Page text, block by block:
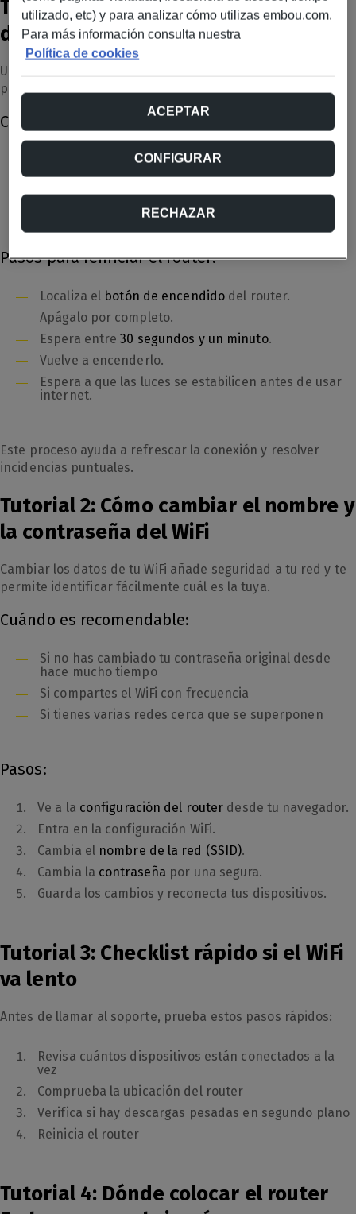
Tutorial 1: Cómo reiniciar tu router
de la forma correcta
Uno de los pasos más fáciles y rápidos para solucionar
problemas de conexión es reiniciar el router.
Cuándo hacerlo:
Si el WiFi va lento
Si la conexión se cae
Pasos para reiniciar el router:
Localiza el botón de encendido del router.
Apágalo por completo.
Espera entre30 segundos y un minuto.
Vuelve a encenderlo.
Espera a que las luces se estabilicen antes de usar
internet.
Este proceso ayuda a refrescar la conexión y resolver
incidencias puntuales.
Tutorial 2: Cómo cambiar el nombre y
la contraseña del WiFi
Cambiar los datos de tu WiFi añade seguridad a tu red y te
permite identificar fácilmente cuál es la tuya.
Cuándo es recomendable:
Si no has cambiado tu contraseña original desde
hace mucho tiempo
Si compartes el WiFi con frecuencia
Si tienes varias redes cerca que se superponen
Pasos:
Ve a la configuración del router desde tu navegador.
Entra en la configuración WiFi.
Cambia el nombre de la red (SSID).
Cambia la contraseña por una segura.
Guarda los cambios y reconecta tus dispositivos.
Tutorial 3: Checklist rápido si el WiFi
va lento
Antes de llamar al soporte, prueba estos pasos rápidos:
Revisa cuántos dispositivos están conectados a la
vez
Comprueba la ubicación del router
Verifica si hay descargas pesadas en segundo plano
Reinicia el router
Tutorial 4: Dónde colocar el router
utilizado, etc) y para analizar cómo utilizas embou.com.
Para más información consulta nuestra
Política de cookies
RECHAZAR
ACEPTAR
CONFIGURAR